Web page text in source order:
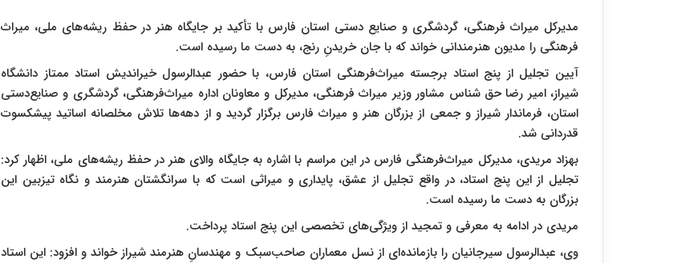
مدیرکل میراث فرهنگی، گردشگری و صنایع دستی استان فارس با تأکید بر جایگاه هنر در حفظ ریشه‌های ملی، میراث
فرهنگی را مدیون هنرمندانی خواند که با جان خریدنِ رنج، به دست ما رسیده است.
آیین تجلیل از پنج استاد برجسته میراث‌فرهنگی استان فارس، با حضور عبدالرسول خیراندیش استاد ممتاز دانشگاه
شیراز، امیر رضا حق شناس مشاور وزیر میراث فرهنگی، مدیرکل و معاونان اداره میراث‌فرهنگی، گردشگری و صنایع‌دستی
استان، فرماندار شیراز و جمعی از بزرگان هنر و میراث فارس برگزار گردید و از دهه‌ها تلاش مخلصانه اساتید پیشکسوت
قدردانی شد.
بهزاد مریدی، مدیرکل میراث‌فرهنگی فارس در این مراسم با اشاره به جایگاه والای هنر در حفظ ریشه‌های ملی، اظهار کرد:
تجلیل از این پنج استاد، در واقع تجلیل از عشق، پایداری و میراثی است که با سرانگشتان هنرمند و نگاه تیزبین این
بزرگان به دست ما رسیده است.
مریدی در ادامه به معرفی و تمجید از ویژگی‌های تخصصی این پنج استاد پرداخت.
وی، عبدالرسول سیرجانیان را بازمانده‌ای از نسل معماران صاحب‌سبک و مهندسانِ هنرمند شیراز خواند و افزود: این استاد